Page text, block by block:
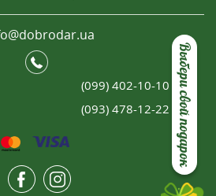
Выбери свой подарок
(099) 402-10-10
(093) 478-12-22